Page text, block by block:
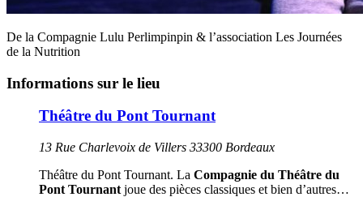
De la Compagnie Lulu Perlimpinpin & l’association Les Journées
de la Nutrition
Informations sur le lieu
Théâtre du Pont Tournant
13 Rue Charlevoix de Villers 33300 Bordeaux
Théâtre du Pont Tournant. La Compagnie du Théâtre du
Pont Tournant joue des pièces classiques et bien d’autres…